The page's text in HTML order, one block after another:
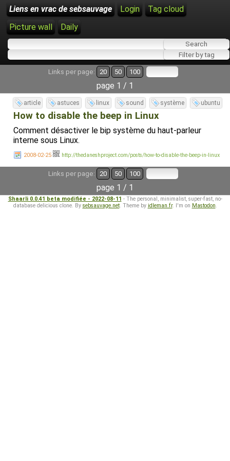
Liens en vrac de sebsauvage Login
Tag cloud
Picture wall
Daily
Links per page: 20 50 100
page 1 / 1
article astuces linux sound système ubuntu
How to disable the beep in Linux
Comment désactiver le bip système du haut-parleur
interne sous Linux.
2008-02-25 http://thedaneshproject.com/posts/how-to-disable-the-beep-in-linux
Links per page: 20 50 100
page 1 / 1
Shaarli 0.0.41 beta modifiée - 2022-08-11 - The personal, minimalist, super-fast, no-
database delicious clone. By sebsauvage.net. Theme by idleman.fr. I'm on Mastodon.